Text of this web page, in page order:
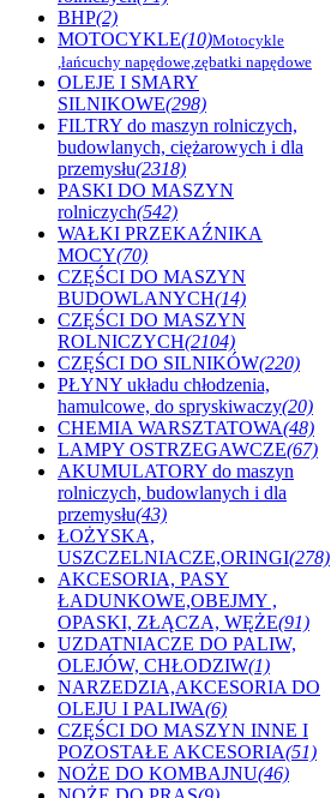
BHP(2)
MOTOCYKLE(10)Motocykle
,łańcuchy napędowe,zębatki napędowe
OLEJE I SMARY
SILNIKOWE(298)
FILTRY do maszyn rolniczych,
budowlanych, ciężarowych i dla
przemysłu(2318)
PASKI DO MASZYN
rolniczych(542)
WAŁKI PRZEKAŹNIKA
MOCY(70)
CZĘŚCI DO MASZYN
BUDOWLANYCH(14)
CZĘŚCI DO MASZYN
ROLNICZYCH(2104)
CZĘŚCI DO SILNIKÓW(220)
PŁYNY układu chłodzenia,
hamulcowe, do spryskiwaczy(20)
CHEMIA WARSZTATOWA(48)
LAMPY OSTRZEGAWCZE(67)
AKUMULATORY do maszyn
rolniczych, budowlanych i dla
przemysłu(43)
ŁOŻYSKA,
USZCZELNIACZE,ORINGI(278)
AKCESORIA, PASY
ŁADUNKOWE,OBEJMY ,
OPASKI, ZŁĄCZA, WĘŻE(91)
UZDATNIACZE DO PALIW,
OLEJÓW, CHŁODZIW(1)
NARZEDZIA,AKCESORIA DO
OLEJU I PALIWA(6)
CZĘŚCI DO MASZYN INNE I
POZOSTAŁE AKCESORIA(51)
NOŻE DO KOMBAJNU(46)